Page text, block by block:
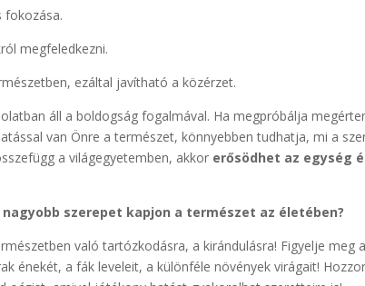
fokozása.
megfeledkezni.
ezáltal javítható a közérzet.
áll a boldogság fogalmával. Ha megpróbálja
van Önre a természet, könnyebben tudhatja, mi a
a világegyetemben, akkor erősödhet az egység
szerepet kapjon a természet az életében?
való tartózkodásra, a kirándulásra! Figyelje meg
énekét, a fák leveleit, a különféle növények virágait!